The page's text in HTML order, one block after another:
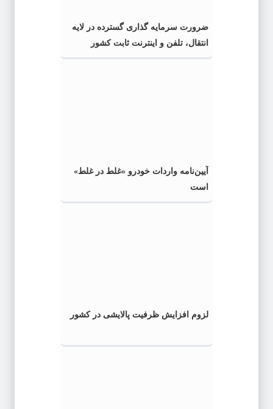
ضرورت سرمایه گذاری گسترده در لایه
انتقال، تلفن و اینترنت ثابت کشور
آیین‌نامه واردات خودرو «غلط در غلط»
است
لزوم افزایش ظرفیت پالایشی در کشور